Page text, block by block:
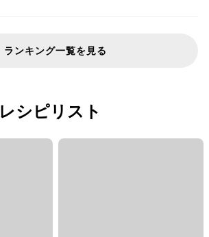
ランキング一覧を見る
シピリスト